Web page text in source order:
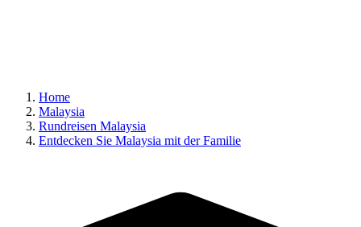
Home
Malaysia
Rundreisen Malaysia
Entdecken Sie Malaysia mit der Familie